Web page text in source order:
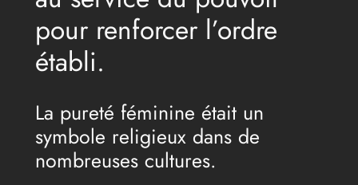
pour renforcer l’ordre
établi.
La pureté féminine était un
symbole religieux dans de
nombreuses cultures.